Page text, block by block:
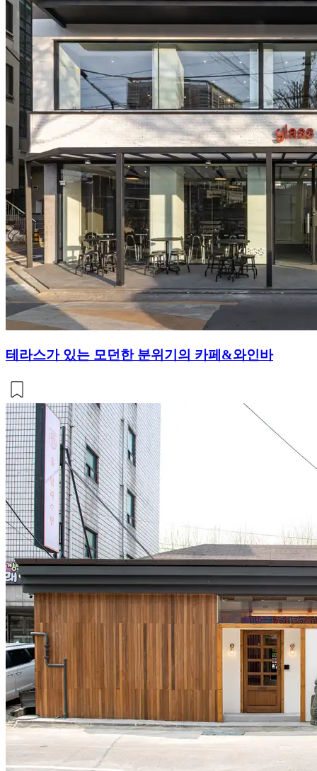
테라스가 있는 모던한 분위기의 카페&와인바